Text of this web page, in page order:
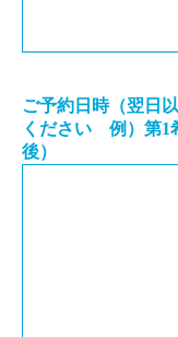
ご予約日時（翌日
ください 例）第
後）